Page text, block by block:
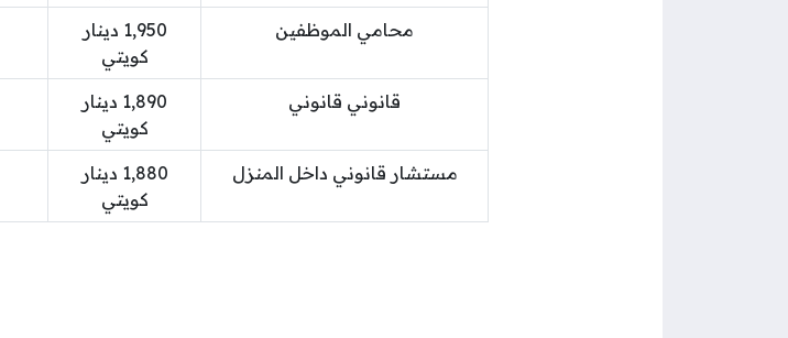
محامي الموظفين
1,950 دينار
كويتي
قانوني قانوني
1,890 دينار
كويتي
مستشار قانوني داخل المنزل
1,880 دينار
كويتي